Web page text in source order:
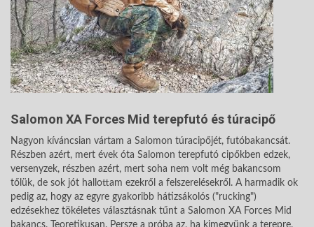
Salomon XA Forces Mid terepfutó és túracipő
Nagyon kíváncsian vártam a Salomon túracipőjét, futóbakancsát.
Részben azért, mert évek óta Salomon terepfutó cipőkben edzek,
versenyzek, részben azért, mert soha nem volt még bakancsom
tőlük, de sok jót hallottam ezekről a felszerelésekről. A harmadik ok
pedig az, hogy az egyre gyakoribb hátizsákolós ("rucking")
edzésekhez tökéletes választásnak tűnt a Salomon XA Forces Mid
bakancs. Teoretikusan. Persze a próba az, ha kimegyünk a terepre.